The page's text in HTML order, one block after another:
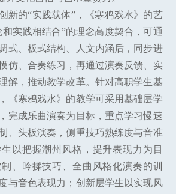
新的“实践载体”，《寒鸦戏水》的艺
实践相结合”的理念高度契合，可通
式、板式结构、人文内涵后，同步进
仿、合奏练习，再通过演奏反馈、实
解，推动教学改革。针对高职学生基
《寒鸦戏水》的教学可采用基础层学
完成乐曲演奏为目标，重点学习慢速
、头板演奏，侧重技巧熟练度与音准
以把握潮州风格，提升表现力为目
、吟揉技巧、全曲风格化演奏的训
与音色表现力；创新层学生以实现风